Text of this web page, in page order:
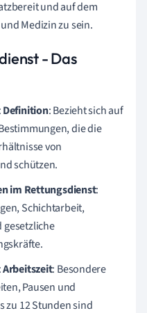
und auf dem
Medizin zu sein.
- Das
Definition: Bezieht sich auf
die die
von
schützen.
im Rettungsdienst:
Schichtarbeit,
: Besondere
Pausen und
zu 12 Stunden sind